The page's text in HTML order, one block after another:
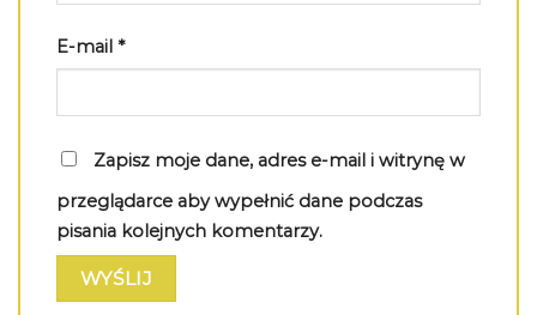
E-mail *
Zapisz moje dane, adres e-mail i witrynę w
przeglądarce aby wypełnić dane podczas
pisania kolejnych komentarzy.